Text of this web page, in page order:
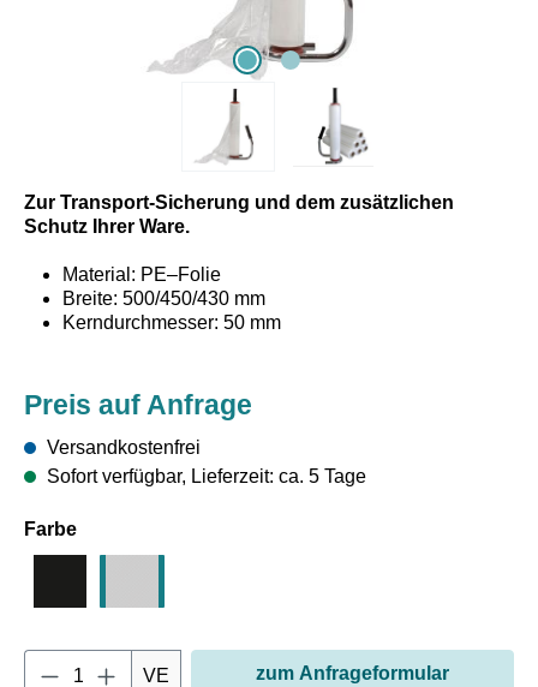
Zur Transport-Sicherung und dem zusätzlichen
Schutz Ihrer Ware.
Material: PE–Folie
Breite: 500/450/430 mm
Kerndurchmesser: 50 mm
Preis auf Anfrage
Versandkostenfrei
Sofort verfügbar, Lieferzeit: ca. 5 Tage
Farbeauswählen
Produkt Anzahl: Gib den
VE zum Anfrageformular